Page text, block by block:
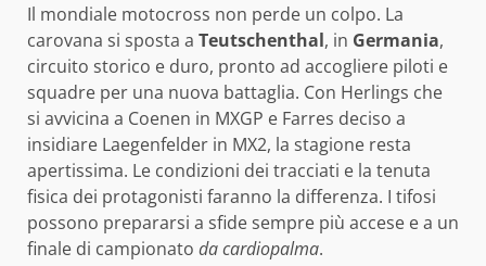
Il mondiale motocross non perde un colpo. La
carovana si sposta a Teutschenthal, in Germania,
circuito storico e duro, pronto ad accogliere piloti e
squadre per una nuova battaglia. Con Herlings che
si avvicina a Coenen in MXGP e Farres deciso a
insidiare Laegenfelder in MX2, la stagione resta
apertissima. Le condizioni dei tracciati e la tenuta
fisica dei protagonisti faranno la differenza. I tifosi
possono prepararsi a sfide sempre più accese e a un
finale di campionato da cardiopalma.